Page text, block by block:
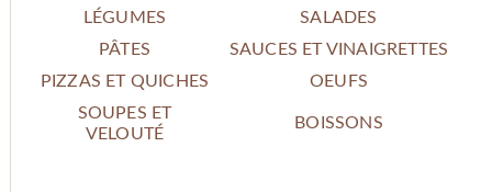
LÉGUMES
SALADES
PÂTES
SAUCES ET VINAIGRETTES
PIZZAS ET QUICHES
OEUFS
SOUPES ET
VELOUTÉ
BOISSONS